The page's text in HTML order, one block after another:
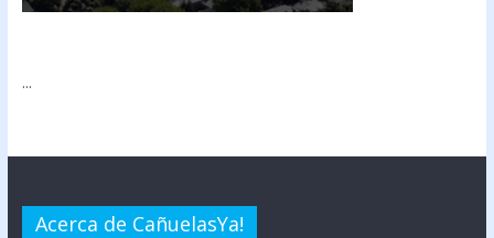
...
Acerca de CañuelasYa!